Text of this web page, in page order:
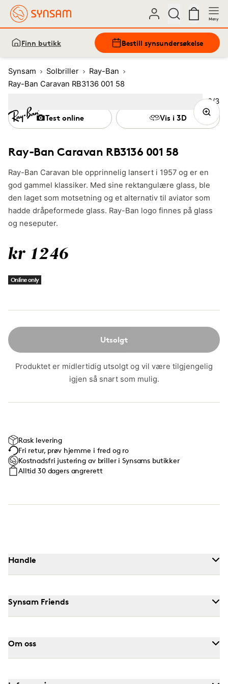
Meny
Finn butikk Bestill synsundersøkelse
Synsam Solbriller
Ray-Ban
Ray-Ban Caravan RB3136 001 58
Ray-Ban Caravan RB3136 001 58
Ray-Ban Caravan ble opprinnelig lansert i 1957 og er en
god gammel klassiker. Med sine rektangulære glass, ble
den laget som motsetning og et alternativ til aviator som
hadde dråpeformede glass. Ray-Ban logo finnes på glass
og neseputer.
kr 1246
Online only
Utsolgt
Produktet er midlertidig utsolgt og vil være tilgjengelig
igjen så snart som mulig.
Test online Vis i 3D
Rask levering
Fri retur, prøv hjemme i fred og ro
Kostnadsfri justering av briller i Synsams butikker
Alltid 30 dagers angrerett
Bilde
2/3
3
Handle
Synsam Friends
Om oss